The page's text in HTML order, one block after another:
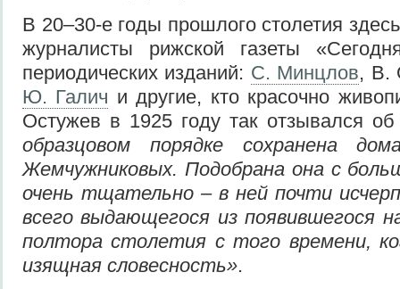
В 20–30-е годы прошлого столетия
журналисты рижской газеты
периодических изданий: С. Минцлов, В.
Ю. Галич и другие, кто красочно
Остужев в 1925 году так отзывался
образцовом порядке сохранена
Жемчужниковых. Подобрана она с
очень тщательно – в ней почти
всего выдающегося из появившегося
полтора столетия с того времени,
изящная словесность».